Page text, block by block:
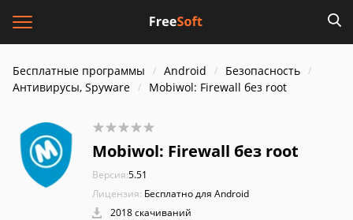
Бесплатные программы Android
Безопасность
Антивирусы, Spyware
Mobiwol: Firewall без root
Mobiwol: Firewall без root
Версия:5.51
Лицензия: Бесплатно для Android
2018 скачиваний